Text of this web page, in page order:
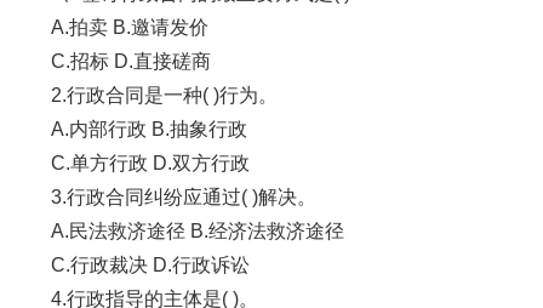
A.拍卖 B.邀请发价
C.招标 D.直接磋商
2.行政合同是一种( )行为。
A.内部行政 B.抽象行政
C.单方行政 D.双方行政
3.行政合同纠纷应通过( )解决。
A.民法救济途径 B.经济法救济途径
C.行政裁决 D.行政诉讼
4.行政指导的主体是( )。